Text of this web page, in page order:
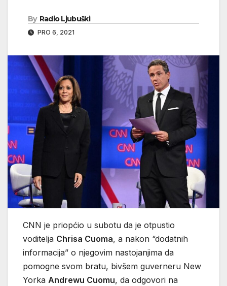
By Radio Ljubuški
PRO 6, 2021
CNN je priopćio u subotu da je otpustio
voditelja Chrisa Cuoma, a nakon “dodatnih
informacija” o njegovim nastojanjima da
pomogne svom bratu, bivšem guverneru New
Yorka Andrewu Cuomu, da odgovori na